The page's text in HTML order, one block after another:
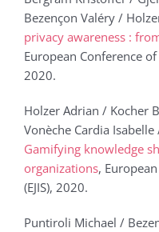
Bezençon Valéry /
privacy awareness :
European Conference
2020.
Holzer Adrian / Kocher
Vonèche Cardia
Gamifying knowledge
organizations,
(EJIS), 2020.
Puntiroli Michael /